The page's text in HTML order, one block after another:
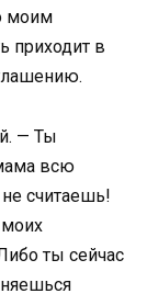
моим
приходит в
— Ты
всю
считаешь!
ты сейчас